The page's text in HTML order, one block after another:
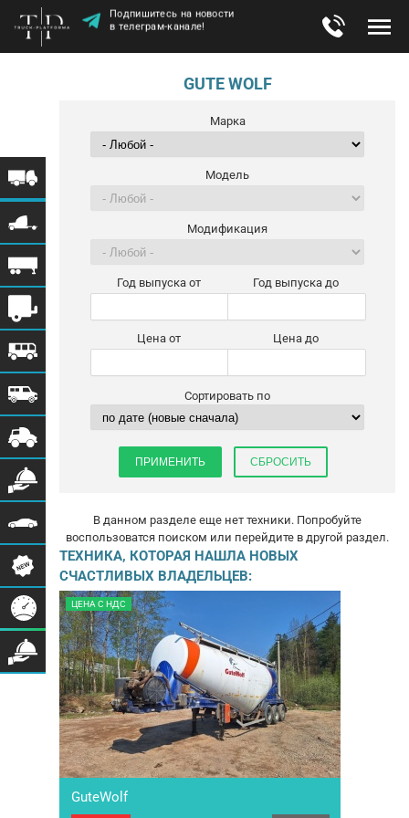
Подпишитесь на новости
в телеграм-канале!
GUTE WOLF
Марка
Модель
Модификация
Год выпуска от Год выпуска до
Цена от Цена до
Сортировать по
В данном разделе еще нет техники. Попробуйте
воспользоватся поиском или перейдите в другой раздел.
ТЕХНИКА, КОТОРАЯ НАШЛА НОВЫХ
СЧАСТЛИВЫХ ВЛАДЕЛЬЦЕВ:
ЦЕНА С НДС
GuteWolf